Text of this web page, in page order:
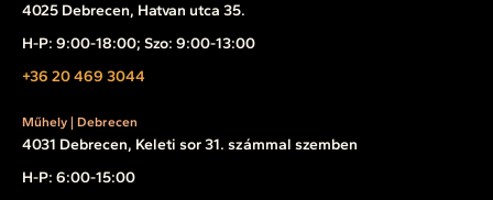
4025 Debrecen, Hatvan utca 35.
H-P: 9:00-18:00; Szo: 9:00-13:00
+36 20 469 3044
Műhely | Debrecen
4031 Debrecen, Keleti sor 31. számmal szemben
H-P: 6:00-15:00